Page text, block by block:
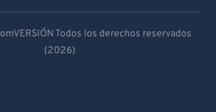
Español
Todos los derechos reservados
(2026)